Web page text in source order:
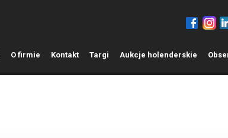
O firmie Kontakt Targi Aukcje holenderskie O